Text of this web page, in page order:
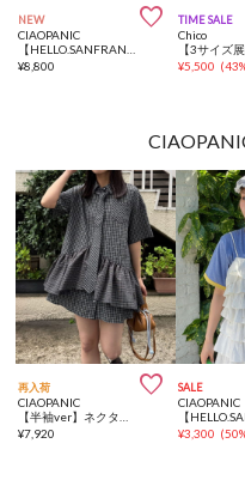
NEW 
CIAOPANIC
¥8,800
TIME SALE
Chico
¥5,500 (
再入荷 
CIAOPANIC
¥7,920
SALE
CIAOPANIC
¥3,300 (